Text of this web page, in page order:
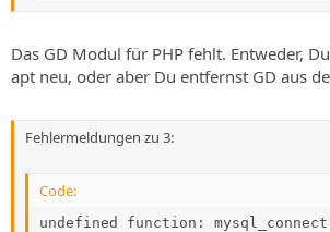
Das GD Modul für PHP fehlt. Entweder,
apt neu, oder aber Du entfernst GD aus
Fehlermeldungen zu 3:
Code:
undefined function: